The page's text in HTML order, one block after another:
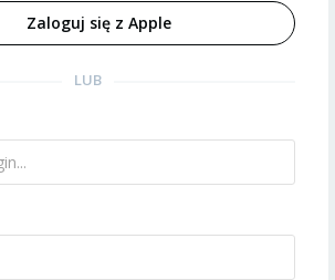
Zaloguj się z Apple
LUB